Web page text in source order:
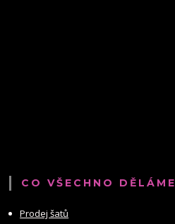
CO VŠECHNO DĚLÁME
Prodej šatů